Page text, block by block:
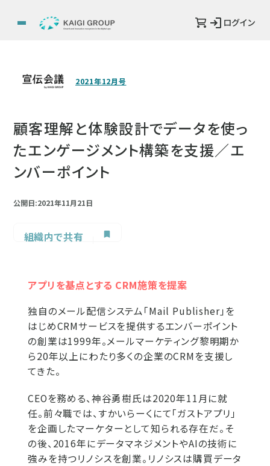
ログイン
2021年12月号
顧客理解と体験設計でデータを使っ
たエンゲージメント構築を支援／エ
ンバーポイント
公開日:2021年11月21日
組織内で共有
アプリを基点とする CRM施策を提案
独自のメール配信システム「Mail Publisher」を
はじめCRMサービスを提供するエンバーポイント
の創業は1999年。メールマーケティング黎明期か
ら20年以上にわたり多くの企業のCRMを支援し
てきた。
CEOを務める、神谷勇樹氏は2020年11月に就
任。前々職では、すかいらーくにて「ガストアプリ」
を企画したマーケターとして知られる存在だ。そ
の後、2016年にデータマネジメントやAIの技術に
強みを持つリノシスを創業。リノシスは購買データ